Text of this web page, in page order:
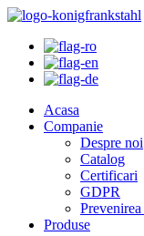
Acasa
Companie
Despre noi
Catalog
Certificari
GDPR
Produse